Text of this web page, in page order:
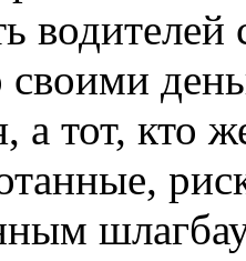
водителей
своими
тот, кто